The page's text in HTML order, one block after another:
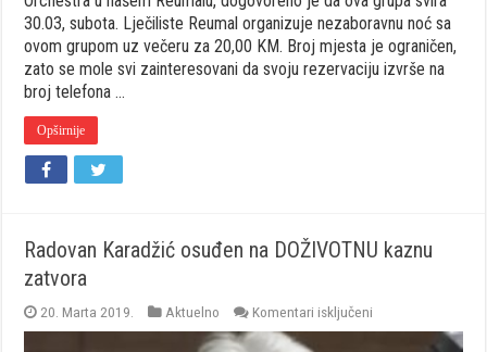
30.03, subota. Lječiliste Reumal organizuje nezaboravnu noć sa
ovom grupom uz večeru za 20,00 KM. Broj mjesta je ograničen,
zato se mole svi zainteresovani da svoju rezervaciju izvrše na
broj telefona …
Opširnije
Radovan Karadžić osuđen na DOŽIVOTNU kaznu
zatvora
20. Marta 2019. Aktuelno Komentari isključeni
Radovan